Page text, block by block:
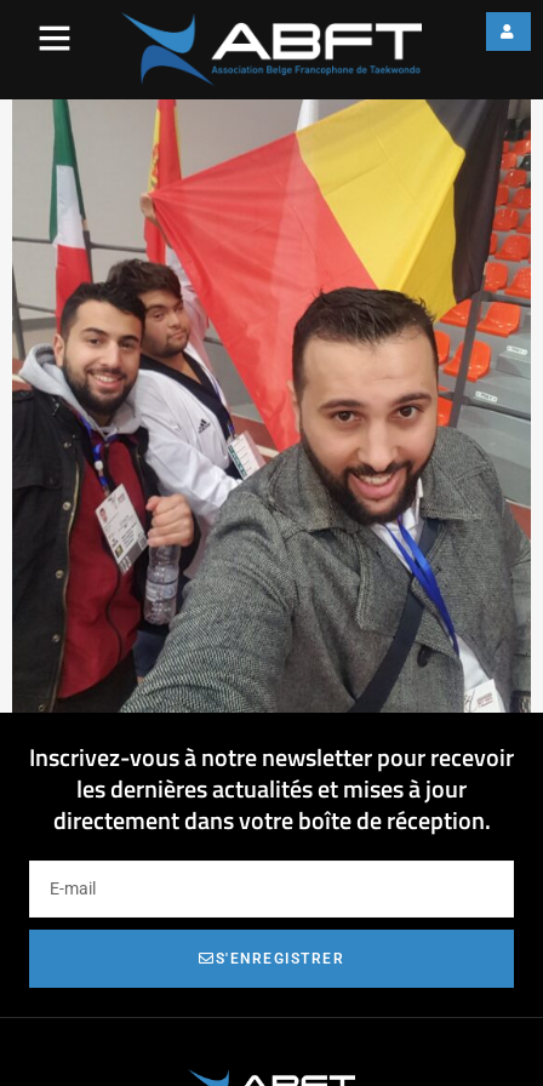
Inscrivez-vous à notre newsletter pour recevoir
les dernières actualités et mises à jour
directement dans votre boîte de réception.
S'ENREGISTRER